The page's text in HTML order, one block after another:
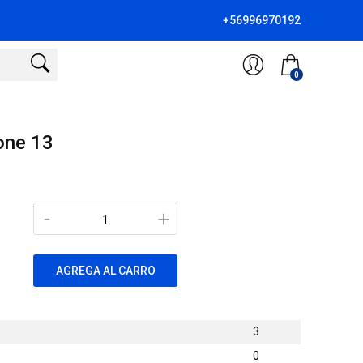
+56996970192
0
13
+
-
AGREGA AL CARRO
3
0